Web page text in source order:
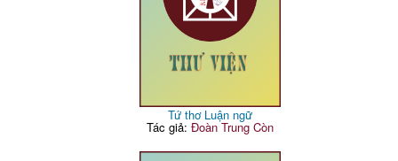
Tứ thơ Luận ngữ
Tác giả: Đoàn Trung Còn